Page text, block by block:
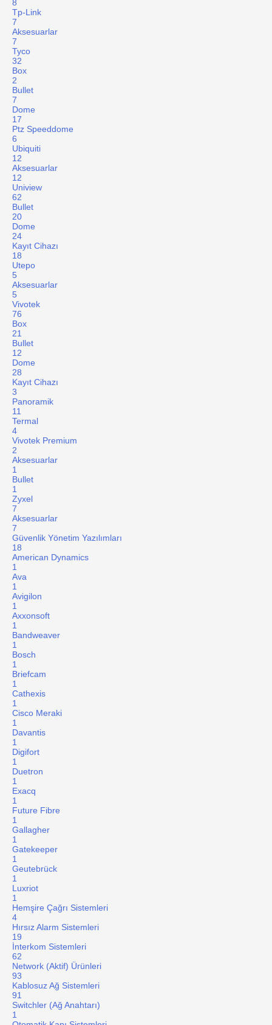
8
Tp-Link
7
Aksesuarlar
7
Tyco
32
Box
2
Bullet
7
Dome
17
Ptz Speeddome
6
Ubiquiti
12
Aksesuarlar
12
Uniview
62
Bullet
20
Dome
24
Kayıt Cihazı
18
Utepo
5
Aksesuarlar
5
Vivotek
76
Box
21
Bullet
12
Dome
28
Kayıt Cihazı
3
Panoramik
11
Termal
4
Vivotek Premium
2
Aksesuarlar
1
Bullet
1
Zyxel
7
Aksesuarlar
7
Güvenlik Yönetim Yazılımları
18
American Dynamics
1
Ava
1
Avigilon
1
Axxonsoft
1
Bandweaver
1
Bosch
1
Briefcam
1
Cathexis
1
Cisco Meraki
1
Davantis
1
Digifort
1
Duetron
1
Exacq
1
Future Fibre
1
Gallagher
1
Gatekeeper
1
Geutebrück
1
Luxriot
1
Hemşire Çağrı Sistemleri
4
Hırsız Alarm Sistemleri
19
İnterkom Sistemleri
62
Network (Aktif) Ürünleri
93
Kablosuz Ağ Sistemleri
91
Switchler (Ağ Anahtarı)
1